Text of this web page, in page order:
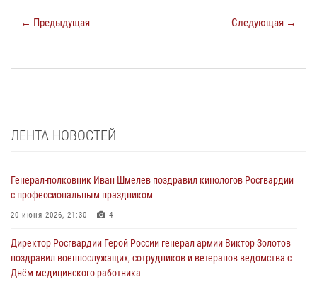
← Предыдущая Следующая →
ЛЕНТА НОВОСТЕЙ
Генерал-полковник Иван Шмелев поздравил кинологов Росгвардии
с профессиональным праздником
20 июня 2026, 21:30 4
Директор Росгвардии Герой России генерал армии Виктор Золотов
поздравил военнослужащих, сотрудников и ветеранов ведомства с
Днём медицинского работника